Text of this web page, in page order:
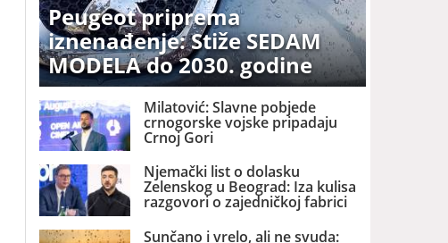
Peugeot priprema
iznenađenje: Stiže SEDAM
MODELA do 2030. godine
Milatović: Slavne pobjede
crnogorske vojske pripadaju
Crnoj Gori
Njemački list o dolasku
Zelenskog u Beograd: Iza kulisa
razgovori o zajedničkoj fabrici
dronova u Srbiji
Sunčano i vrelo, ali ne svuda: